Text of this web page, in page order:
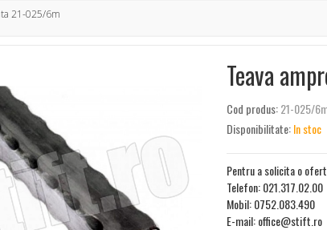
21-025/6m
Teava
Cod produs:21-025/
Disponibilitate:In stoc
Pentru a solicita o
Telefon: 021.317.02.00
Mobil: 0752.083.490
E-mail: office@stift.ro